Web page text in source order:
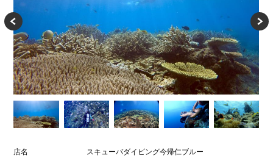
店名 スキューバダイビング今帰仁ブルー